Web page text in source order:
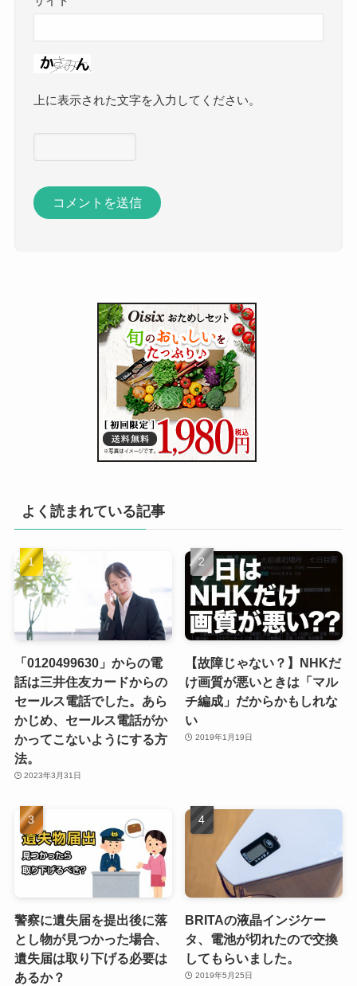
上に表示された文字を入力してください。
よく読まれている記事
「0120499630」からの電
話は三井住友カードからの
セールス電話でした。あら
かじめ、セールス電話がか
かってこないようにする方
法。
2023年3月31日
【故障じゃない？】NHKだ
け画質が悪いときは「マル
チ編成」だからかもしれな
い
2019年1月19日
警察に遺失届を提出後に落
とし物が見つかった場合、
遺失届は取り下げる必要は
あるか？
BRITAの液晶インジケー
タ、電池が切れたので交換
してもらいました。
2019年5月25日